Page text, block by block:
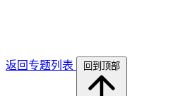
返回专题列表